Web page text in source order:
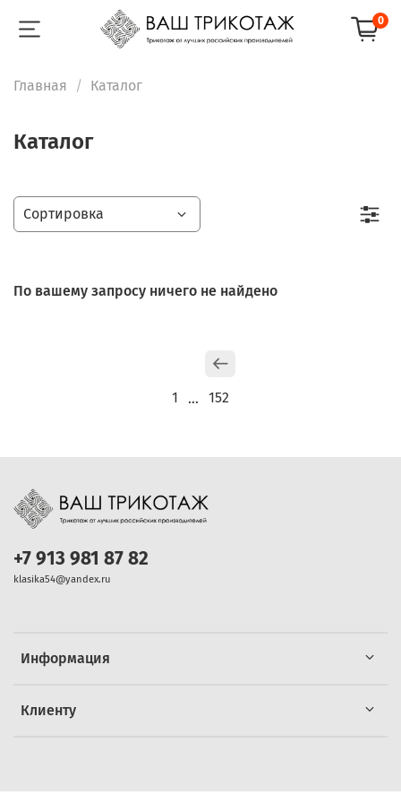
0
Главная Каталог
Каталог
По вашему запросу ничего не найдено
1 … 152
Информация
Клиенту
+7 913 981 87 82
klasika54@yandex.ru